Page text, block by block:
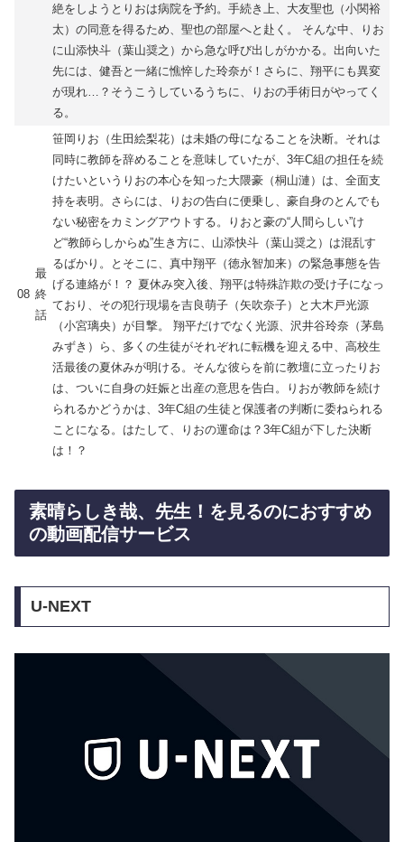
絶をしようとりおは病院を予約。手続き上、大友聖也（小関裕
太）の同意を得るため、聖也の部屋へと赴く。 そんな中、りお
に山添快斗（葉山奨之）から急な呼び出しがかかる。出向いた
先には、健吾と一緒に憔悴した玲奈が！さらに、翔平にも異変
が現れ…？そうこうしているうちに、りおの手術日がやってく
る。
08
最
終
話
笹岡りお（生田絵梨花）は未婚の母になることを決断。それは
同時に教師を辞めることを意味していたが、3年C組の担任を続
けたいというりおの本心を知った大隈豪（桐山漣）は、全面支
持を表明。さらには、りおの告白に便乗し、豪自身のとんでも
ない秘密をカミングアウトする。りおと豪の“人間らしい”け
ど“教師らしからぬ”生き方に、山添快斗（葉山奨之）は混乱す
るばかり。とそこに、真中翔平（徳永智加来）の緊急事態を告
げる連絡が！？ 夏休み突入後、翔平は特殊詐欺の受け子になっ
ており、その犯行現場を吉良萌子（矢吹奈子）と大木戸光源
（小宮璃央）が目撃。 翔平だけでなく光源、沢井谷玲奈（茅島
みずき）ら、多くの生徒がそれぞれに転機を迎える中、高校生
活最後の夏休みが明ける。そんな彼らを前に教壇に立ったりお
は、ついに自身の妊娠と出産の意思を告白。りおが教師を続け
られるかどうかは、3年C組の生徒と保護者の判断に委ねられる
ことになる。はたして、りおの運命は？3年C組が下した決断
は！？
素晴らしき哉、先生！を見るのにおすすめ
の動画配信サービス
U-NEXT